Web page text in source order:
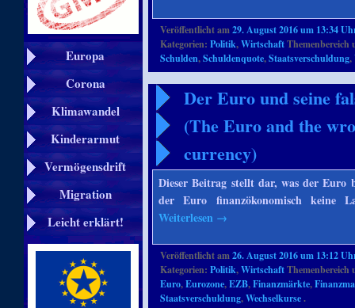
Europa
Corona
Klimawandel
Kinderarmut
Vermögensdrift
Migration
Leicht erklärt!
Veröffentlicht am29. August 2016 um 13:34
Kategorien:Politik,Wirtschaft
Schulden,Schuldenquote,Staatsverschuldung,
Der Euro und seine
(The Euro and the
currency)
Dieser Beitrag stellt dar, was der Euro
der Euro finanzökonomisch keine
Weiterlesen →
Veröffentlicht am26. August 2016 um 13:12
Kategorien:Politik,Wirtschaft
Euro,Eurozone,EZB,Finanzmärkte,
Staatsverschuldung,Wechselkurse.